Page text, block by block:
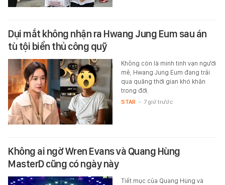
Dụi mắt không nhận ra Hwang Jung Eum sau án
tù tội biển thủ công quỹ
Không còn là minh tinh vạn người
mê, Hwang Jung Eum đang trải
qua quãng thời gian khó khăn
trong đời.
STAR - 7 giờ trước
Không ai ngờ Wren Evans và Quang Hùng
MasterD cũng có ngày này
Tiết mục của Quang Hùng và